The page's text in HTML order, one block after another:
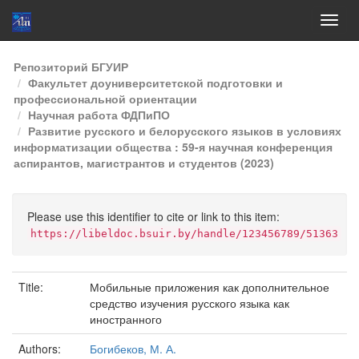
Skip
navigation
Репозиторий БГУИР
Факультет доуниверситетской подготовки и
профессиональной ориентации
Научная работа ФДПиПО
Развитие русского и белорусского языков в условиях
информатизации общества : 59-я научная конференция
аспирантов, магистрантов и студентов (2023)
Please use this identifier to cite or link to this item:
https://libeldoc.bsuir.by/handle/123456789/51363
Title:
Мобильные приложения как дополнительное
средство изучения русского языка как
иностранного
Authors:
Богибеков, М. А.